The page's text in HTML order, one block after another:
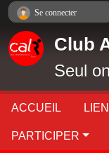
Club
Seul
ACCUEIL
PARTICIPER
Se connecter
Panneau de gestion